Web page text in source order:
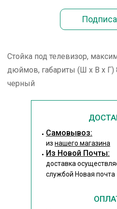
Стойка под телевизор,
дюймов, габариты (Ш х В х Г)
черный
Cамовывоз:
из нашего магазина
Из Новой Почты:
доставка
службой Новая почта